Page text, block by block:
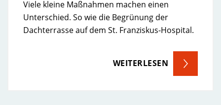
Viele kleine Maßnahmen machen einen
Unterschied. So wie die Begrünung der
Dachterrasse auf dem St. Franziskus-Hospital.
WEITERLESEN